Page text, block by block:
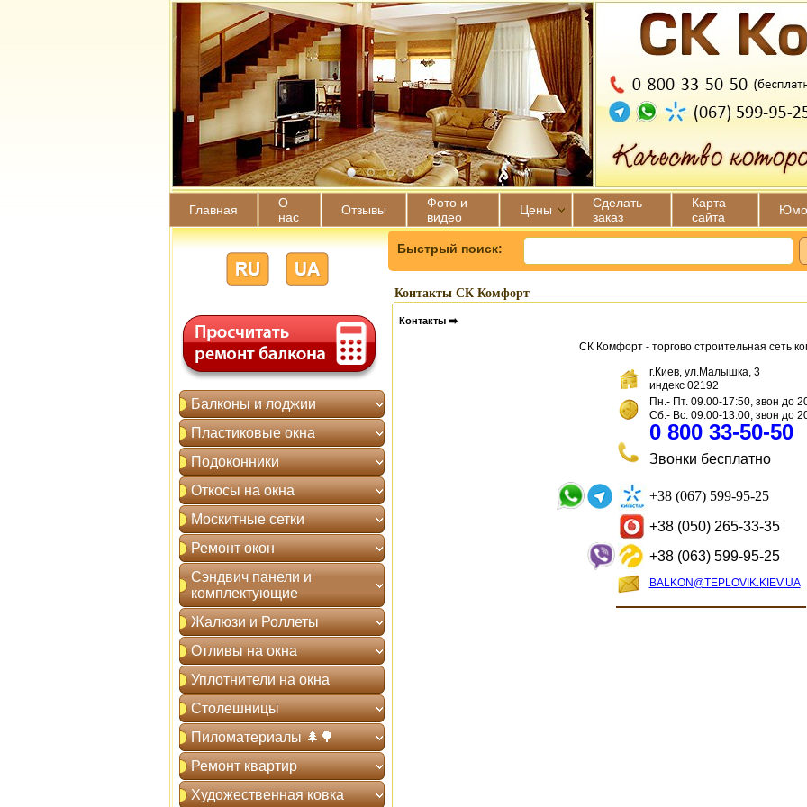
Главная
О
нас
Отзывы
Фото и
видео
Цены
Сделать
заказ
Карта
сайта
Балконы и лоджии
Пластиковые окна
Подоконники
Откосы на окна
Москитные сетки
Ремонт окон
Сэндвич панели и
комплектующие
Жалюзи и Роллеты
Отливы на окна
Уплотнители на окна
Столешницы
Пиломатериалы 🌲🌳
Ремонт квартир
Художественная ковка
Быстрый поиск:
Контакты СК Комфорт
Контакты ➡️
СК Комфорт - торгово строительная сеть
г.Киев, ул.Малышка, 3
индекс 02192
Пн.- Пт. 09.00-17:50, звон до
Сб.- Вс. 09.00-13:00, звон до
0 800 33-50-50
Звонки бесплатно
+38 (067) 599-95-25
+38 (050) 265-33-35
+38 (063) 599-95-25
BALKON@TEPLOVIK.KIEV.UA